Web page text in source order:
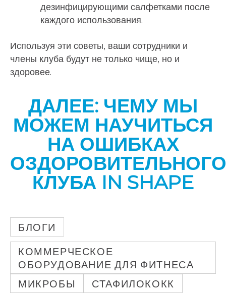
дезинфицирующими салфетками после
каждого использования.
Используя эти советы, ваши сотрудники и
члены клуба будут не только чище, но и
здоровее.
ДАЛЕЕ: ЧЕМУ МЫ
МОЖЕМ НАУЧИТЬСЯ
НА ОШИБКАХ
ОЗДОРОВИТЕЛЬНОГО
КЛУБА IN SHAPE
БЛОГИ
КОММЕРЧЕСКОЕ
ОБОРУДОВАНИЕ ДЛЯ ФИТНЕСА
МИКРОБЫ
СТАФИЛОКОКК